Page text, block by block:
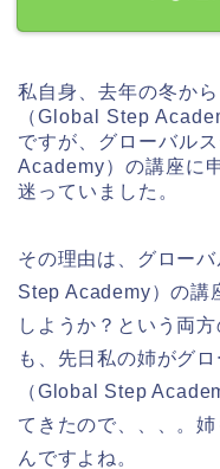
私自身、去年の冬か
（Global Step
ですが、グローバル
Academy）の講座に
迷っていました。
その理由は、グロー
Step Academy）の講
しようか？という両
も、先日私の姉がグ
（Global Step
てきたので、、、。
んですよね。